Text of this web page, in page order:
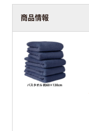
商品情報